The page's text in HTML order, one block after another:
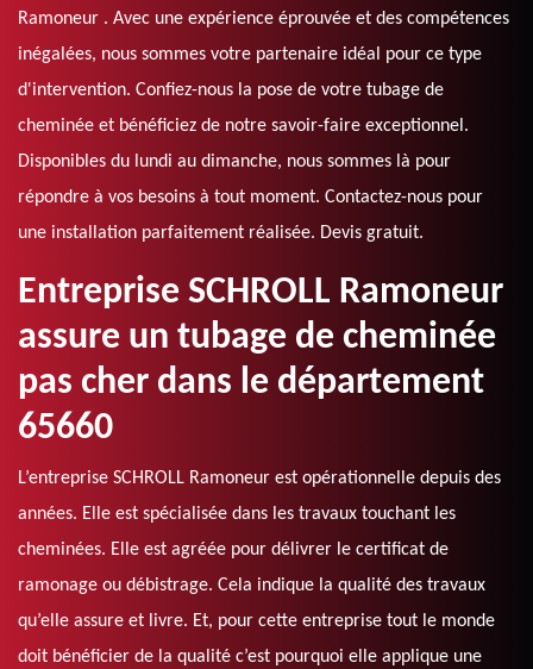
Ramoneur . Avec une expérience éprouvée et des compétences
inégalées, nous sommes votre partenaire idéal pour ce type
d'intervention. Confiez-nous la pose de votre tubage de
cheminée et bénéficiez de notre savoir-faire exceptionnel.
Disponibles du lundi au dimanche, nous sommes là pour
répondre à vos besoins à tout moment. Contactez-nous pour
une installation parfaitement réalisée. Devis gratuit.
Entreprise SCHROLL Ramoneur
assure un tubage de cheminée
pas cher dans le département
65660
L’entreprise SCHROLL Ramoneur est opérationnelle depuis des
années. Elle est spécialisée dans les travaux touchant les
cheminées. Elle est agréée pour délivrer le certificat de
ramonage ou débistrage. Cela indique la qualité des travaux
qu’elle assure et livre. Et, pour cette entreprise tout le monde
doit bénéficier de la qualité c’est pourquoi elle applique une